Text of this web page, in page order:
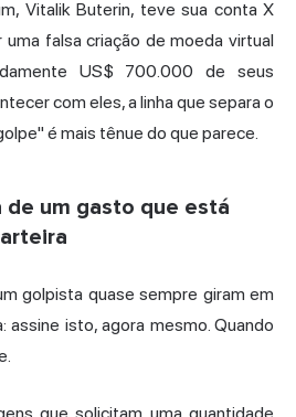
Vitalik Buterin, teve sua conta X
uma falsa criação de moeda virtual
US$ 700.000 de seus
com eles, a linha que separa o
é mais tênue do que parece.
de um gasto que está
golpista quase sempre giram em
assine isto, agora mesmo. Quando